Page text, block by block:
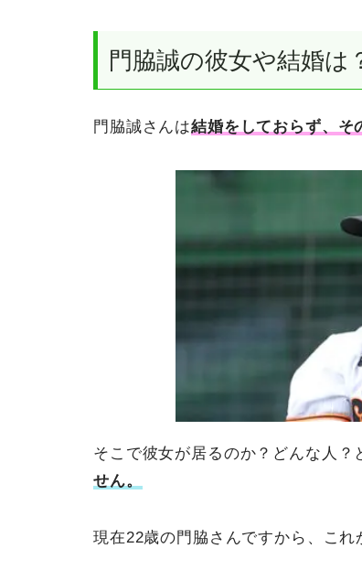
門脇誠の彼女や結婚は
門脇誠さんは結婚をしておらず、そ
そこで彼女が居るのか？どんな人？
せん。
現在22歳の門脇さんですから、これ